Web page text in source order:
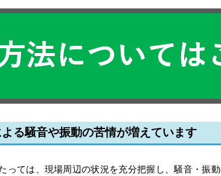
る騒音や振動の苦情が増えています
っては、現場周辺の状況を充分把握し、騒音・振